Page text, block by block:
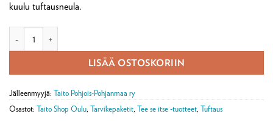
kuulu tuftausneula.
LISÄÄ OSTOSKORIIN
Jälleenmyyjä: Taito Pohjois-Pohjanmaa ry
Osastot: Taito Shop Oulu, Tarvikepaketit, Tee se itse -tuotteet, Tuftaus